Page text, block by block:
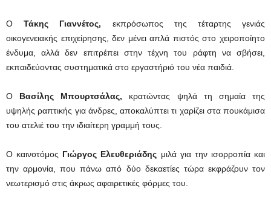
ΟΤάκης Γιαννέτος, εκπρόσωπος της τέταρτης γενιάς
οικογενειακής επιχείρησης, δεν μένει απλά πιστός στο χειροποίητο
ένδυμα, αλλά δεν επιτρέπει στην τέχνη του ράφτη να σβήσει,
εκπαιδεύοντας συστηματικά στο εργαστήριό του νέα παιδιά.
Ο Βασίλης Μπουρτσάλας, κρατώντας ψηλά τη σημαία της
υψηλής ραπτικής για άνδρες, αποκαλύπτει τι χαρίζει στα πουκάμισα
του ατελιέ του την ιδιαίτερη γραμμή τους.
Ο καινοτόμος Γιώργος Ελευθεριάδης μιλά για την ισορροπία και
την αρμονία, που πάνω από δύο δεκαετίες τώρα εκφράζουν τον
νεωτερισμό στις άκρως αφαιρετικές φόρμες του.